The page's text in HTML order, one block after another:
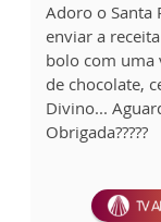
Adoro o Santa
enviar a
bolo com uma
de chocolate,
Divino...
Obrigada?????